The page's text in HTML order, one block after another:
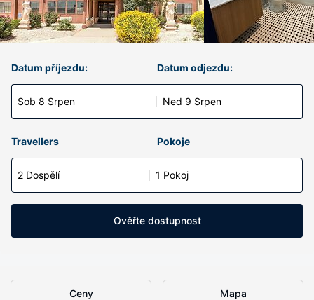
Datum příjezdu:
Sob 8 Srpen
Datum odjezdu:
Ned 9 Srpen
Travellers Pokoje
2 Dospělí 1 Pokoj
Ověřte dostupnost
Ceny Mapa